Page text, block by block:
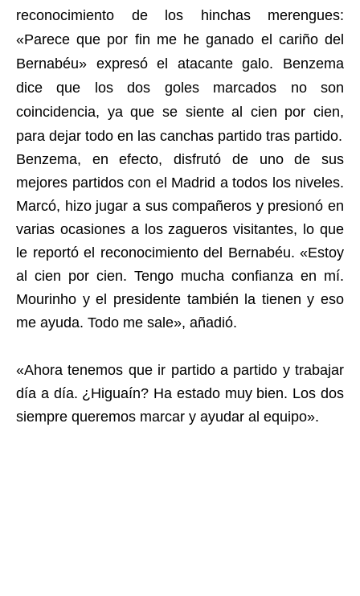
reconocimiento de los hinchas merengues:
«Parece que por fin me he ganado el cariño del
Bernabéu» expresó el atacante galo. Benzema
dice que los dos goles marcados no son
coincidencia, ya que se siente al cien por cien,
para dejar todo en las canchas partido tras partido.
Benzema, en efecto, disfrutó de uno de sus
mejores partidos con el Madrid a todos los niveles.
Marcó, hizo jugar a sus compañeros y presionó en
varias ocasiones a los zagueros visitantes, lo que
le reportó el reconocimiento del Bernabéu. «Estoy
al cien por cien. Tengo mucha confianza en mí.
Mourinho y el presidente también la tienen y eso
me ayuda. Todo me sale», añadió.
«Ahora tenemos que ir partido a partido y trabajar
día a día. ¿Higuaín? Ha estado muy bien. Los dos
siempre queremos marcar y ayudar al equipo».